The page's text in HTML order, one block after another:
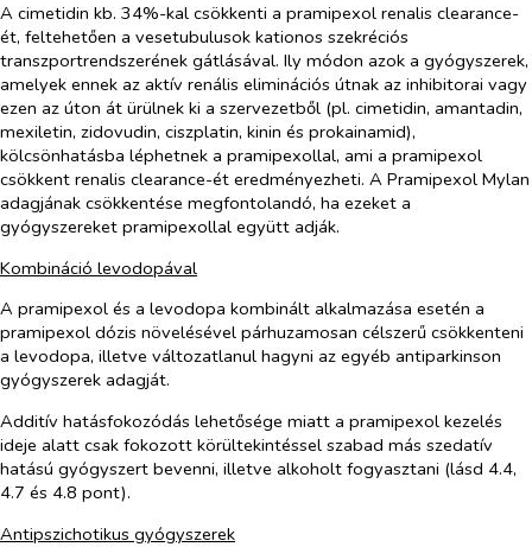
A cimetidin kb. 34%-kal csökkenti a pramipexol renalis clearance-
ét, feltehetően a vesetubulusok kationos szekréciós
transzportrendszerének gátlásával. Ily módon azok a gyógyszerek,
amelyek ennek az aktív renális eliminációs útnak az inhibitorai vagy
ezen az úton át ürülnek ki a szervezetből (pl. cimetidin, amantadin,
mexiletin, zidovudin, ciszplatin, kinin és prokainamid),
kölcsönhatásba léphetnek a pramipexollal, ami a pramipexol
csökkent renalis clearance-ét eredményezheti. A Pramipexol Mylan
adagjának csökkentése megfontolandó, ha ezeket a
gyógyszereket pramipexollal együtt adják.
Kombináció levodopával
A pramipexol és a levodopa kombinált alkalmazása esetén a
pramipexol dózis növelésével párhuzamosan célszerű csökkenteni
a levodopa, illetve változatlanul hagyni az egyéb antiparkinson
gyógyszerek adagját.
Additív hatásfokozódás lehetősége miatt a pramipexol kezelés
ideje alatt csak fokozott körültekintéssel szabad más szedatív
hatású gyógyszert bevenni, illetve alkoholt fogyasztani (lásd 4.4,
4.7 és 4.8 pont).
Antipszichotikus gyógyszerek